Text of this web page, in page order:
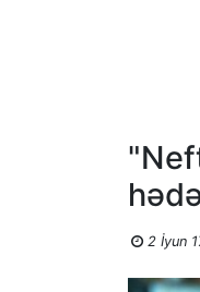
2 İyun